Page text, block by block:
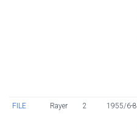
FILE Rayer 2 1955/6-8